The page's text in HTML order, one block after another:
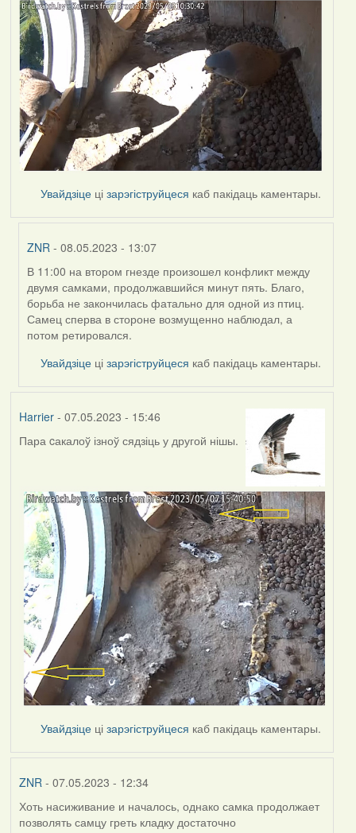
Увайдзіце цізарэгіструйцеся каб пакідаць каментары.
ZNR - 08.05.2023 - 13:07
In
reply
to
by
Harrier
В 11:00 на втором гнезде произошел конфликт между
двумя самками, продолжавшийся минут пять. Благо,
борьба не закончилась фатально для одной из птиц.
Самец сперва в стороне возмущенно наблюдал, а
потом ретировался.
Увайдзіце цізарэгіструйцеся каб пакідаць каментары.
Harrier- 07.05.2023 - 15:46
Пара cакалоў ізноў сядзіць у другой нішы.
Увайдзіце цізарэгіструйцеся каб пакідаць каментары.
ZNR - 07.05.2023 - 12:34
Хоть насиживание и началось, однако самка продолжает
позволять самцу греть кладку достаточно